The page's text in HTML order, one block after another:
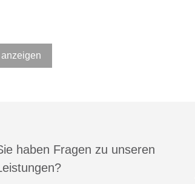
haben Fragen zu unseren